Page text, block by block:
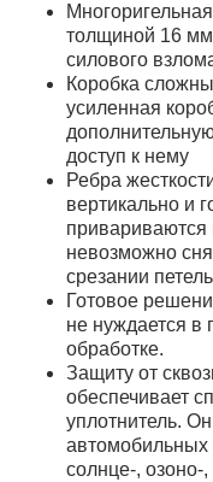
толщиной 16
силового
Коробка
усиленная
доступ к нему
Ребра
вертикально и
невозможно
срезании
Готовое
не нуждается в
обработке.
Защиту от
обеспечивает
уплотнитель.
автомобильных
солнце-, озоно-